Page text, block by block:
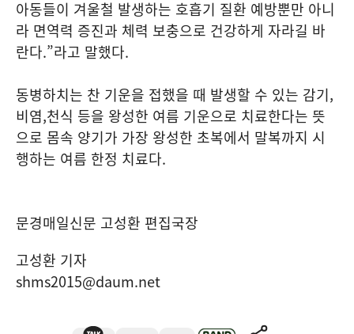
아동들이 겨울철 발생하는 호흡기 질환 예방뿐만 아니
라 면역력 증진과 체력 보충으로 건강하게 자라길 바
란다.”라고 말했다.
동병하치는 찬 기운을 접했을 때 발생할 수 있는 감기,
비염,천식 등을 왕성한 여름 기운으로 치료한다는 뜻
으로 몸속 양기가 가장 왕성한 초복에서 말복까지 시
행하는 여름 한정 치료다.
문경매일신문 고성환 편집국장
고성환 기자
shms2015@daum.net